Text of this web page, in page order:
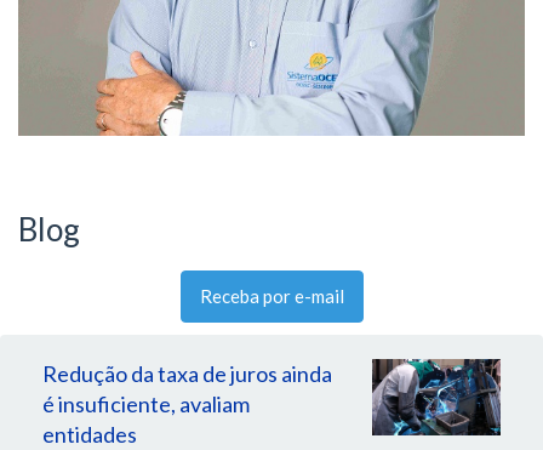
Blog
Receba por e-mail
Redução da taxa de juros ainda
é insuficiente, avaliam
entidades